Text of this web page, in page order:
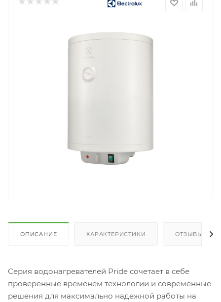
ОПИСАНИЕ ХАРАКТЕРИСТИКИ ОТЗЫВЫ
Серия водонагревателей Pride сочетает в себе
проверенные временем технологии и современные
решения для максимально надежной работы на